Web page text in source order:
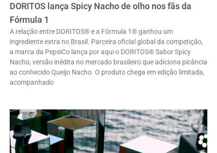
DORITOS lança Spicy Nacho de olho nos fãs da
Fórmula 1
A relação entre DORITOS® e a Fórmula 1® ganhou um
ingrediente extra no Brasil. Parceira oficial global da competição,
a marca da PepsiCo lança por aqui o DORITOS® Sabor Spicy
Nacho, versão inédita no mercado brasileiro que adiciona picância
ao conhecido Queijo Nacho. O produto chega em edição limitada,
acompanhado